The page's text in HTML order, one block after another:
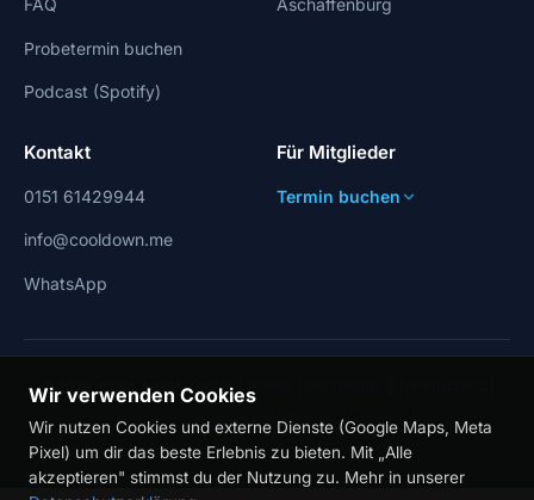
FAQ
Probetermin buchen
Podcast (Spotify)
Aschaffenburg
Kontakt
0151 61429944
info@cooldown.me
WhatsApp
Für Mitglieder
Termin buchen
© 2026 exact health GmbH |
Quellen|Gutscheine
Wir verwenden Cookies
Wir nutzen Cookies und externe Dienste (Google Maps, Meta
Pixel) um dir das beste Erlebnis zu bieten. Mit „Alle
akzeptieren" stimmst du der Nutzung zu. Mehr in unserer